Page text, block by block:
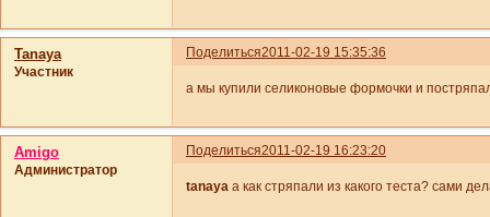
Поделиться2011-02-19 15:35:36
Tanaya
Участник
а мы купили селиконовые формочки и
Поделиться2011-02-19 16:23:20
Amigo
Администратор
tanaya а как стряпали из какого теста? сами